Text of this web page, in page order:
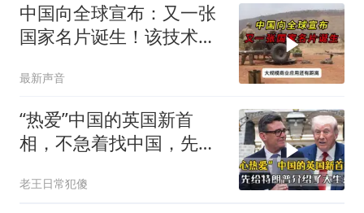
中国向全球宣布：又一张
国家名片诞生！该技术全
最新声音
“热爱”中国的英国新首
相，不急着找中国，先给
老王日常犯傻